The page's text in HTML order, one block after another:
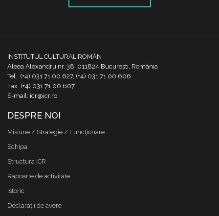
INSTITUTUL CULTURAL ROMÂN
Aleea Alexandru nr. 38, 011824 București, România
Tel.: (+4) 031 71 00 627, (+4) 031 71 00 606
Fax: (+4) 031 71 00 607
E-mail: icr@icr.ro
DESPRE NOI
Misiune / Strategie / Funcţionare
Echipa
Structura ICR
Rapoarte de activitate
Istoric
Declaraţii de avere